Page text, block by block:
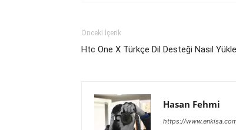
Önceki İçerik
Htc One X Türkçe Dil Desteği Nasıl
Hasan Fehmi
https://